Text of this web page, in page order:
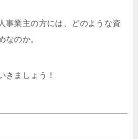
事業主の方には、どのような資
なのか。
きましょう！